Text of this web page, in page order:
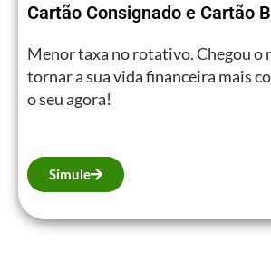
Cartão Consignado e Cartão
Menor taxa no rotativo. Chegou o
tornar a sua vida financeira mais
o seu agora!
Simule